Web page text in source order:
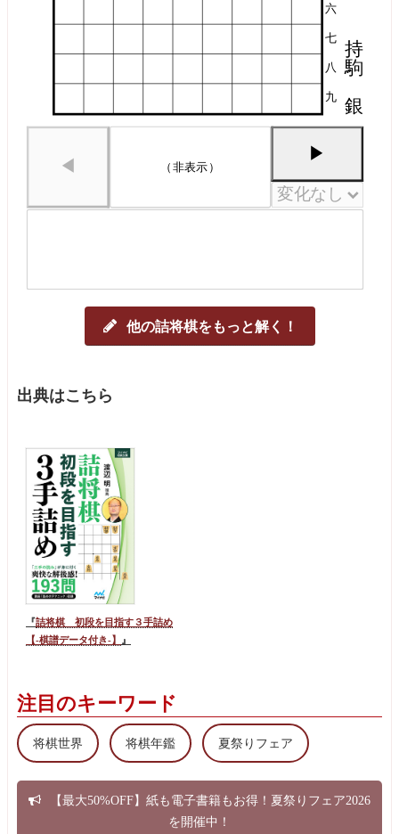
六
七
八
九 銀
駒
持
◀ （非表示）
▶
他の詰将棋をもっと解く！
出典はこちら
『詰将棋 初段を目指す３手詰め
【-棋譜データ付き-】
』
注目のキーワード
将棋世界 将棋年鑑 夏祭りフェア
【最大50%OFF】紙も電子書籍もお得！夏祭りフェア2026
を開催中！